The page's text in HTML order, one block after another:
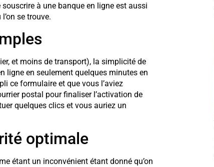
souscrire à une banque en ligne est aussi
se trouve.
et moins de transport), la simplicité de
ligne en seulement quelques minutes en
ce formulaire et que vous l’aviez
postal pour finaliser l’activation de
quelques clics et vous auriez un
optimale
étant un inconvénient étant donné qu’on